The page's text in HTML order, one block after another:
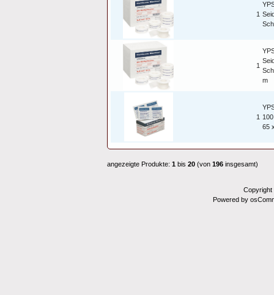
1
1
m
1
65
angezeigte Produkte: 1 bis 20 (von 196 insgesamt)
Powered by